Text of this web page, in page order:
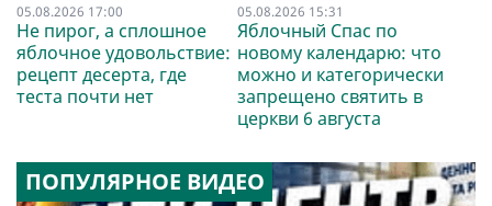
05.08.2026 17:00
Не пирог, а сплошное
яблочное удовольствие:
рецепт десерта, где
теста почти нет
05.08.2026 15:31
Яблочный Спас по
новому календарю: что
можно и категорически
запрещено святить в
церкви 6 августа
ПОПУЛЯРНОЕ ВИДЕО